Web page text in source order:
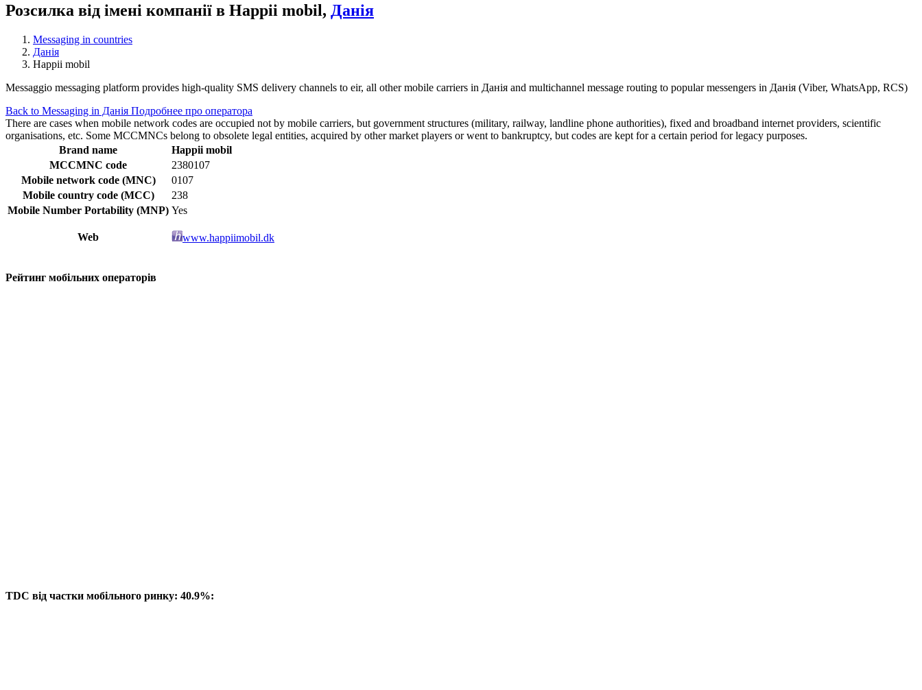
Розсилка від імені компанії в Happii mobil, Данія
Messaging in countries
Данія
Happii mobil
Messaggio messaging platform provides high-quality SMS delivery channels to eir, all other mobile carriers in Данія and multichannel message routing to popular messengers in Данія (Viber, WhatsApp, RCS)
Back to Messaging in Данія Подробнее про оператора
There are cases when mobile network codes are occupied not by mobile carriers, but government structures (military, railway, landline phone authorities), fixed and broadband internet providers, scientific
organisations, etc. Some MCCMNCs belong to obsolete legal entities, acquired by other market players or went to bankruptcy, but codes are kept for a certain period for legacy purposes.
Brand name
Happii mobil
MCCMNC code
2380107
Mobile network code (MNC)
0107
Mobile country code (MCC)
238
Mobile Number Portability (MNP) Yes
Web www.happiimobil.dk
Рейтинг мобільних операторів
TDC від частки мобільного ринку: 40.9%: